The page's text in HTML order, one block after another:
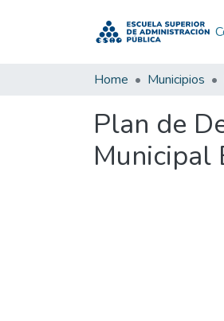
Home Municipios
Plan de
Municipal